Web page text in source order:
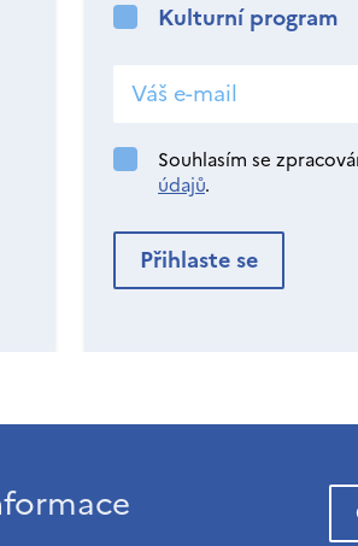
Kulturní program
Souhlasím se
údajů.